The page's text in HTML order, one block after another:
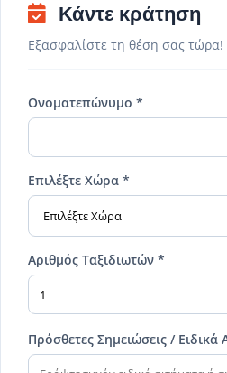
Κάντε κράτηση
Εξασφαλίστε τη θέση σας τώρα!
Ονοματεπώνυμο *
Επιλέξτε Χώρα *
Αριθμός Ταξιδιωτών *
Πρόσθετες Σημειώσεις / Ειδικά